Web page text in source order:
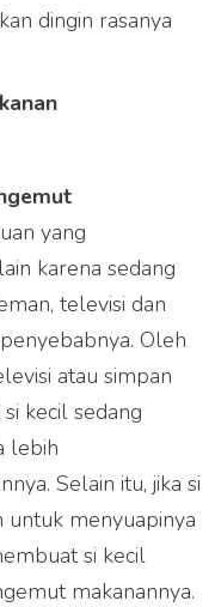
dingin rasanya
yang
karena sedang
televisi dan
Oleh
atau simpan
kecil sedang
lebih
Selain itu, jika si
untuk menyuapinya
si kecil
makanannya.